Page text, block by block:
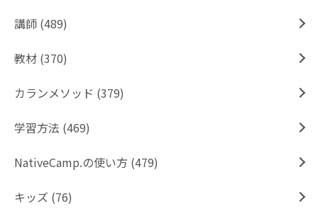
講師 (489)
教材 (370)
カランメソッド (379)
学習方法 (469)
NativeCamp.の使い方 (479)
キッズ (76)